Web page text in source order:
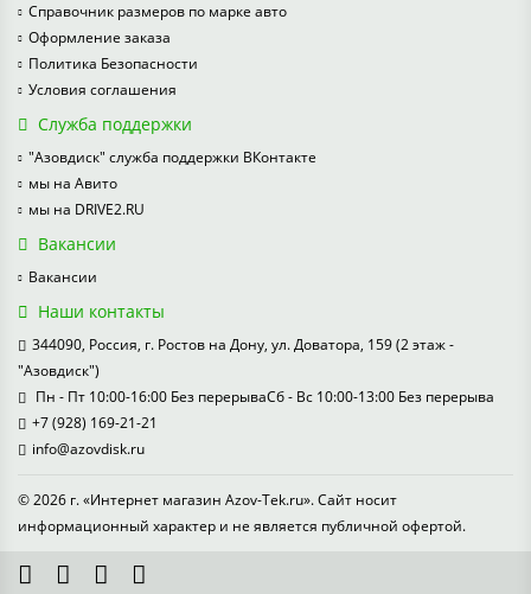
Справочник размеров по марке авто
Оформление заказа
Политика Безопасности
Условия соглашения
Служба поддержки
"Азовдиск" служба поддержки ВКонтакте
мы на Авито
мы на DRIVE2.RU
Вакансии
Вакансии
Наши контакты
344090, Россия, г. Ростов на Дону, ул. Доватора, 159 (2 этаж -
"Азовдиск")
Пн - Пт 10:00-16:00 Без перерываСб - Вс 10:00-13:00 Без перерыва
+7 (928) 169-21-21
info@azovdisk.ru
© 2026 г. «Интернет магазин Azov-Tek.ru». Сайт носит
информационный характер и не является публичной офертой.